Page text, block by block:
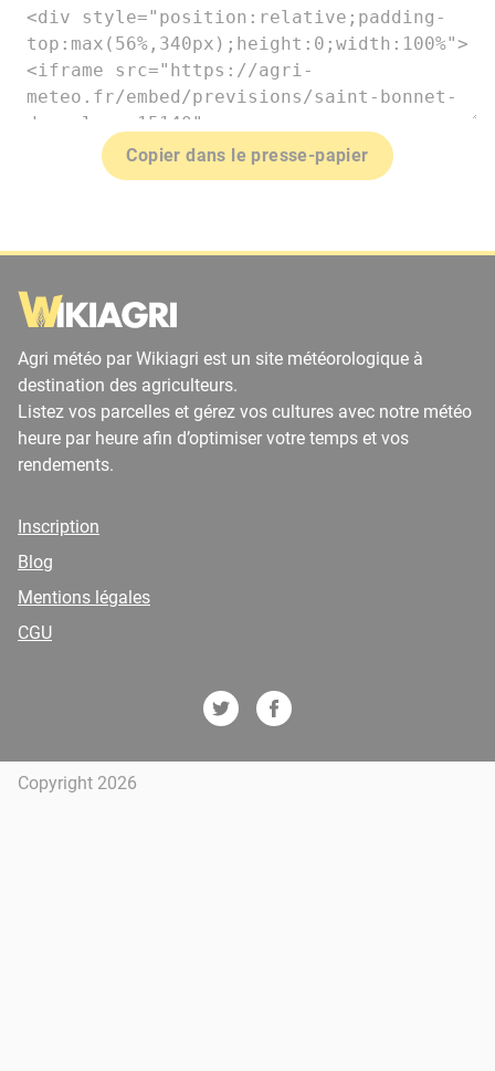
Copier dans le presse-papier
Agri météo par Wikiagri est un site météorologique à
destination des agriculteurs.
Listez vos parcelles et gérez vos cultures avec notre météo
heure par heure afin d’optimiser votre temps et vos
rendements.
Inscription
Blog
Mentions légales
CGU
Copyright 2026